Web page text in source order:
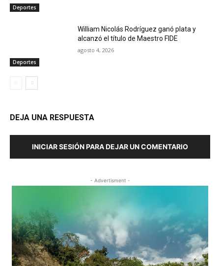
Deportes
Deportes
William Nicolás Rodríguez ganó plata y
alcanzó el título de Maestro FIDE
agosto 4, 2026
DEJA UNA RESPUESTA
INICIAR SESIÓN PARA DEJAR UN COMENTARIO
- Advertisment -